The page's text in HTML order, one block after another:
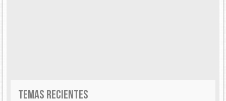
TEMAS RECIENTES